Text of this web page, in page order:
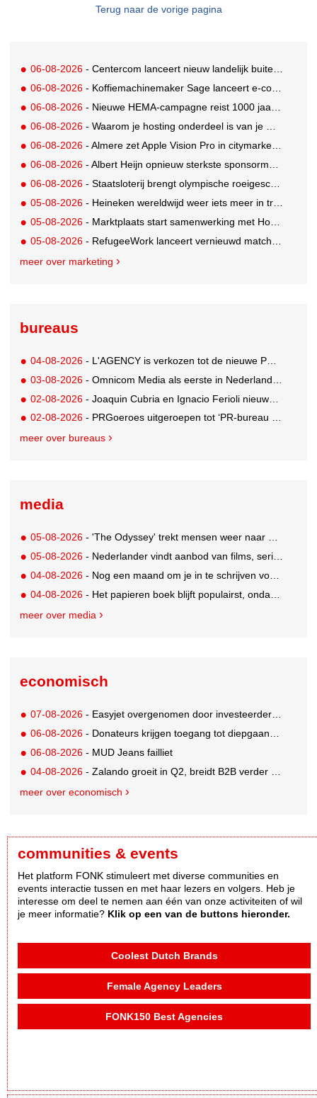
Terug naar de vorige pagina
06-08-2026 - Centercom lanceert nieuw landelijk buitereclamenetwerk: City Cubes
06-08-2026 - Koffiemachinemaker Sage lanceert e-commerceplatform voor koffieliefhebbers
06-08-2026 - Nieuwe HEMA-campagne reist 1000 jaar terug in de tijd naar 'Hemastein'
06-08-2026 - Waarom je hosting onderdeel is van je merkstrategie
06-08-2026 - Almere zet Apple Vision Pro in citymarketing
06-08-2026 - Albert Heijn opnieuw sterkste sponsormerk, PostNL daalt
06-08-2026 - Staatsloterij brengt olympische roeigeschiedenis tot leven voor WK Roeien
05-08-2026 - Heineken wereldwijd weer iets meer in trek
05-08-2026 - Marktplaats start samenwerking met House of Cars
05-08-2026 - RefugeeWork lanceert vernieuwd matchingplatform voor nieuwkomers en werkgevers
meer over marketing
bureaus
04-08-2026 - L'AGENCY is verkozen tot de nieuwe PR-partner van KoRo
03-08-2026 - Omnicom Media als eerste in Nederland actief met advertenties in ChatGPT
02-08-2026 - Joaquin Cubria en Ignacio Ferioli nieuwe Global CCO’s GUT, Renata Neumann Global Head of Production
02-08-2026 - PRGoeroes uitgeroepen tot ‘PR-bureau van het jaar 2026’
meer over bureaus
media
05-08-2026 - 'The Odyssey' trekt mensen weer naar de bioscoop
05-08-2026 - Nederlander vindt aanbod van films, series en sport vaak versnipperd
04-08-2026 - Nog een maand om je in te schrijven voor de Mercurs 2026
04-08-2026 - Het papieren boek blijft populairst, ondanks digitale alternatieven
meer over media
economisch
07-08-2026 - Easyjet overgenomen door investeerder Apollo
06-08-2026 - Donateurs krijgen toegang tot diepgaandere informatie over goede doelen
06-08-2026 - MUD Jeans failliet
04-08-2026 - Zalando groeit in Q2, breidt B2B verder uit en innoveert met AI
meer over economisch
communities & events
Het platform FONK stimuleert met diverse communities en
events interactie tussen en met haar lezers en volgers. Heb je
interesse om deel te nemen aan één van onze activiteiten of wil
je meer informatie? Klik op een van de buttons hieronder.
Coolest Dutch Brands
Female Agency Leaders
FONK150 Best Agencies